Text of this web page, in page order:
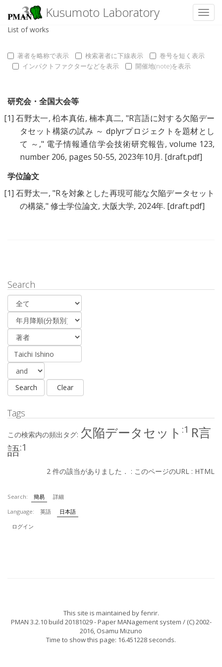
Kusumoto Laboratory
List of works
著者を略称で表示 検索著者に下線表示
巻号を短く表示
インパクトファクターなどを表示
開催地(note)を表示
研究会・全国大会等
[1] 石野太一,柗本真佑, 楠本真二, "R言語に対する欠陥デー
タセット構築の試み ～ dplyrプロジェクトを題材とし
て ～ ," 電子情報通信学会技術研究報告, volume 123,
number 206, pages 50-55, 2023年10月. [draft.pdf]
学位論文
[1] 石野太一, "Rを対象とした再現可能な欠陥データセット
の構築," 修士学位論文, 大阪大学, 2024年. [draft.pdf]
Search
Tags
この検索内の頻出タグ: 欠陥データセット :1 R言
語:1
2 件の該当がありました． : このページのURL : HTML
Search: 簡易
詳細
Language:
英語
日本語
ログイン
This site is maintained byfenrir.
PMAN 3.2.10 build 20181029- Paper MANagement system / (C) 2002-
2016, Osamu Mizuno
Time to show this page: 16.451228 seconds.